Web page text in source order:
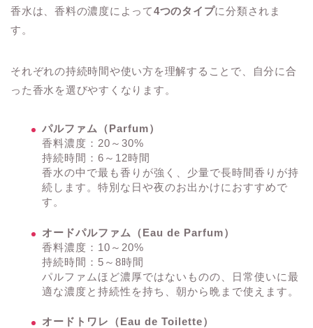
香水は、香料の濃度によって4つのタイプに分類されま
す。
それぞれの持続時間や使い方を理解することで、自分に合
った香水を選びやすくなります。
パルファム（Parfum）
香料濃度：20～30%
持続時間：6～12時間
香水の中で最も香りが強く、少量で長時間香りが持
続します。特別な日や夜のお出かけにおすすめで
す。
オードパルファム（Eau de Parfum）
香料濃度：10～20%
持続時間：5～8時間
パルファムほど濃厚ではないものの、日常使いに最
適な濃度と持続性を持ち、朝から晩まで使えます。
オードトワレ（Eau de Toilette）